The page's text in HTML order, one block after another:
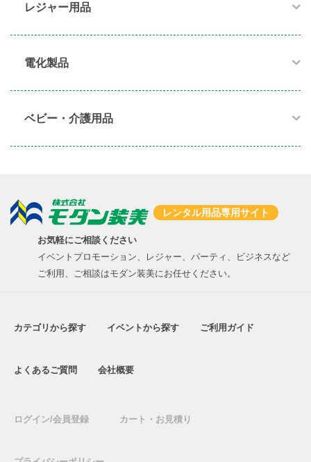
レジャー用品
電化製品​
ベビー・介護用品​
レンタル用品専用サイト
お気軽にご相談ください
イベントプロモーション、レジャー、パーティ、ビジネスなど
ご利用、ご相談はモダン装美にお任せください。
カテゴリから探す イベントから探す ご利用ガイド
よくあるご質問 会社概要
ログイン/会員登録 カート・お見積り